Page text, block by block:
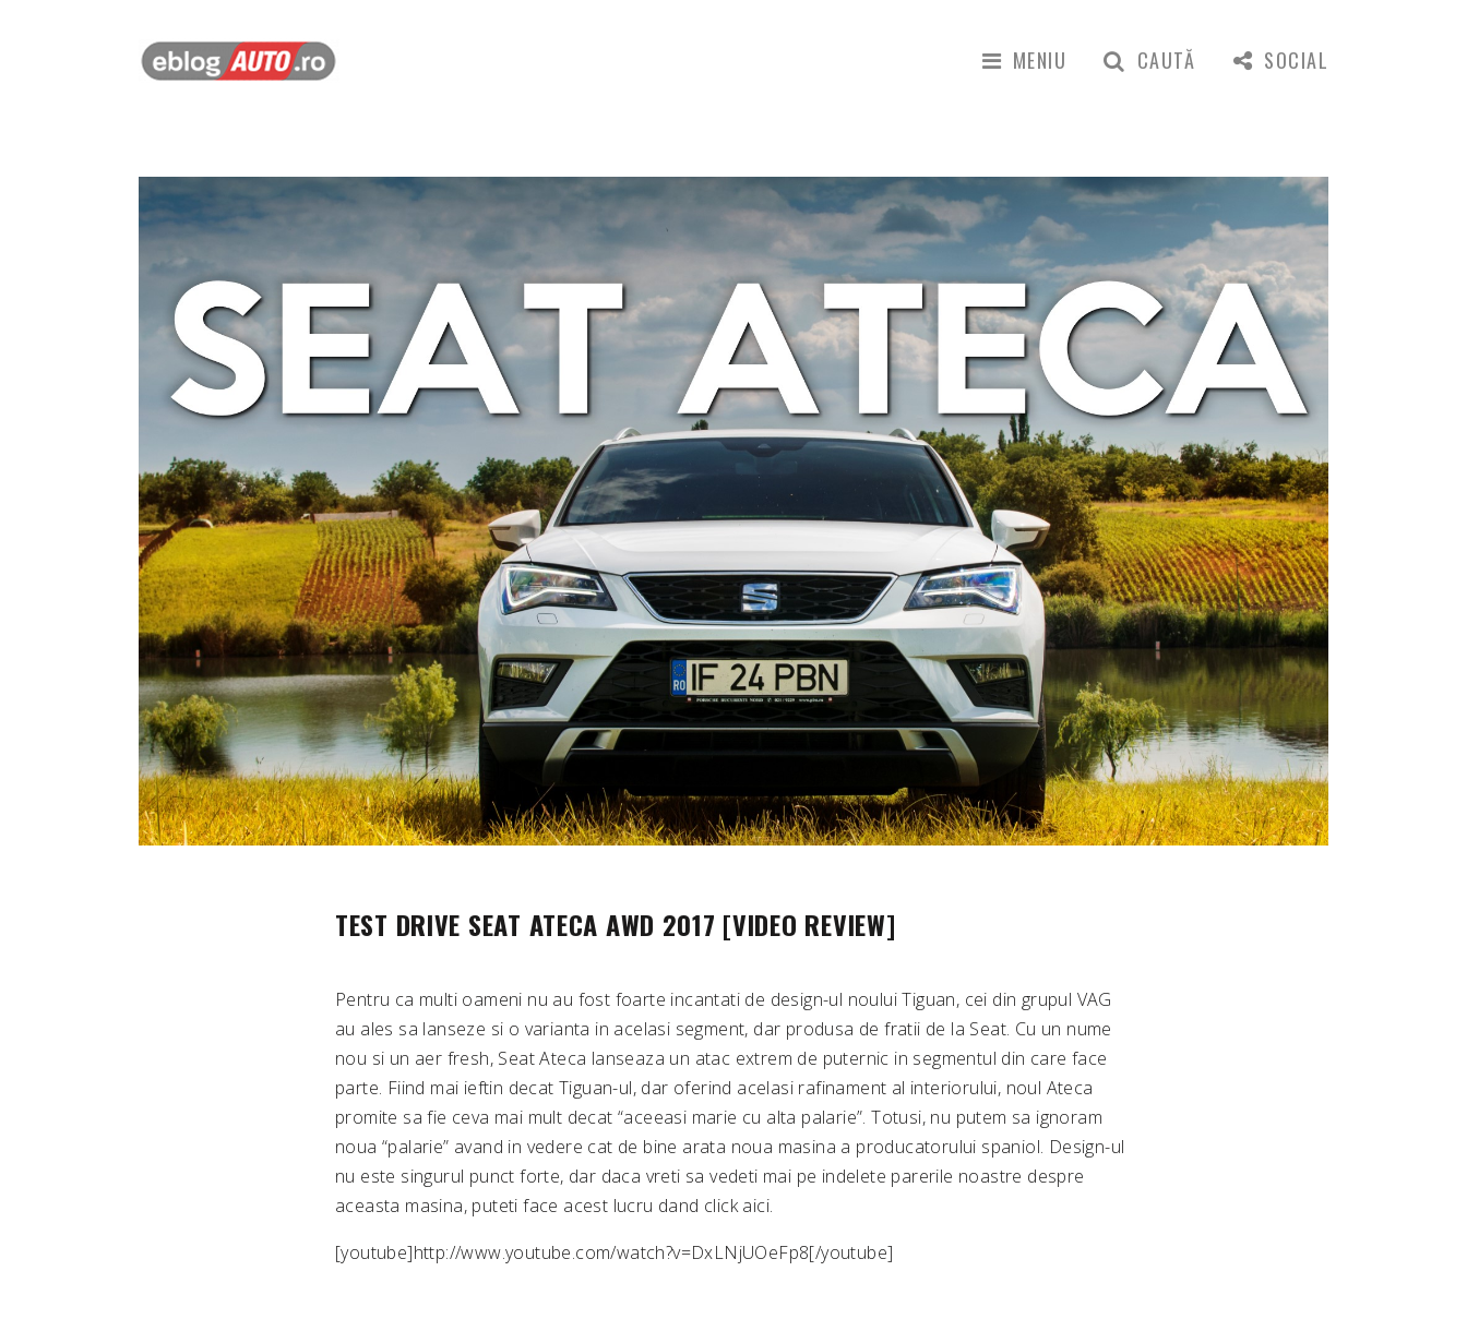
MENIU CAUTĂ SOCIAL
TEST DRIVE SEAT ATECA AWD 2017 [VIDEO REVIEW]
Pentru ca multi oameni nu au fost foarte incantati de design-ul noului Tiguan, cei din grupul VAG
au ales sa lanseze si o varianta in acelasi segment, dar produsa de fratii de la Seat. Cu un nume
nou si un aer fresh, Seat Ateca lanseaza un atac extrem de puternic in segmentul din care face
parte. Fiind mai ieftin decat Tiguan-ul, dar oferind acelasi rafinament al interiorului, noul Ateca
promite sa fie ceva mai mult decat “aceeasi marie cu alta palarie”. Totusi, nu putem sa ignoram
noua “palarie” avand in vedere cat de bine arata noua masina a producatorului spaniol. Design-ul
nu este singurul punct forte, dar daca vreti sa vedeti mai pe indelete parerile noastre despre
aceasta masina, puteti face acest lucru dand click aici.
[youtube]http://www.youtube.com/watch?v=DxLNjUOeFp8[/youtube]